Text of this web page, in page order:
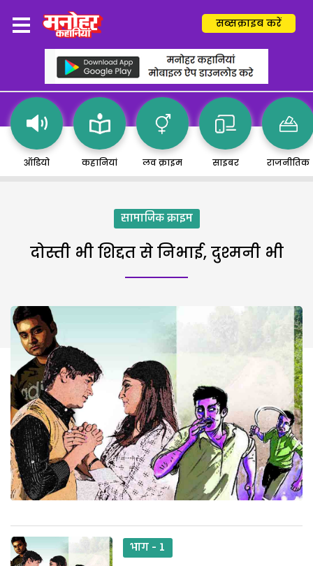
सब्सक्राइब करें
ऑडियो कहानियां लव क्राइम साइबर राजनीतिक
सामाजिक क्राइम
दोस्ती भी शिद्दत से निभाई, दुश्मनी भी
भाग - 1